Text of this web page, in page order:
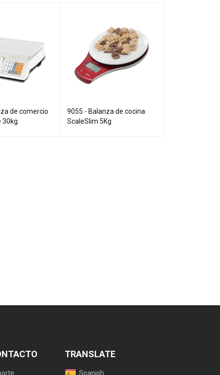
de comercio
9055 - Balanza de cocina
ScaleSlim 5Kg
TRANSLATE
Spanish